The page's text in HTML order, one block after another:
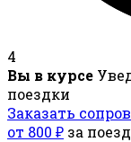
4
Вы в курсе
поездки
Заказать
от 800 ₽ за